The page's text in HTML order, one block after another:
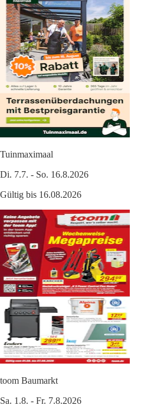
Tuinmaximaal
Di. 7.7. - So. 16.8.2026
Gültig bis 16.08.2026
toom Baumarkt
Sa. 1.8. - Fr. 7.8.2026